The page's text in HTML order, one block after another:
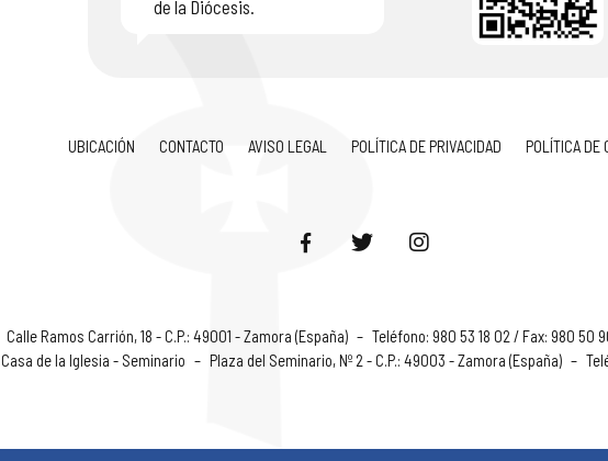
de la Diócesis.
UBICACIÓN CONTACTO AVISO LEGAL POLÍTICA DE PRIVACIDAD POLÍTICA DE
Calle Ramos Carrión, 18 - C.P.: 49001 - Zamora (España) – Teléfono: 980 53 18 02 / Fax: 980 50
Casa de la Iglesia - Seminario – Plaza del Seminario, Nº 2 - C.P.: 49003 - Zamora (España) –